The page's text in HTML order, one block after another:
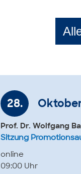
28.
Prof. Dr. Wolfgang
Sitzung
online
09:00 Uhr